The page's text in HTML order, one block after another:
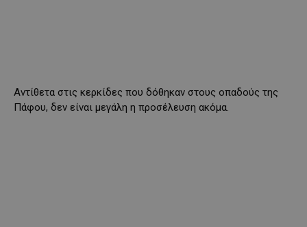
Αντίθετα στις κερκίδες που δόθηκαν στους οπαδούς της
Πάφου, δεν είναι μεγάλη η προσέλευση ακόμα.